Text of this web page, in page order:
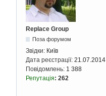
Replace Group
Поза форумом
Звідки: Київ
Дата реєстрації: 21.07.2014
Повідомлень: 1 388
Репутація: 262